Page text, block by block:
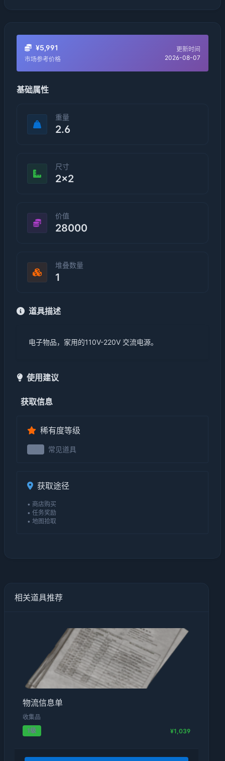
¥5,991
市场参考价格
更新时间
2026-08-07
基础属性
重量
2.6
尺寸
2×2
价值
28000
堆叠数量
1
道具描述
电子物品，家用的110V-220V 交流电源。
使用建议
获取信息
稀有度等级
常见道具
获取途径
• 商店购买
• 任务奖励
• 地图拾取
相关道具推荐
物流信息单
收集品
1级
¥1,039